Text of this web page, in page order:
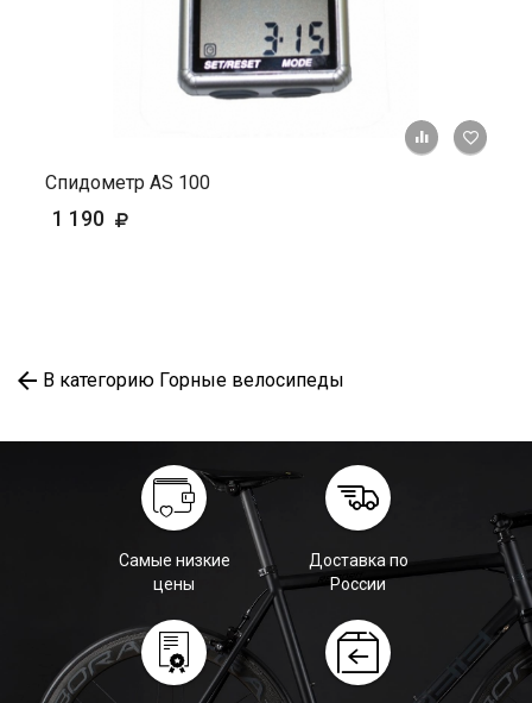
+ К
Спидометр AS 100
1 190
В категорию Горные велосипеды
Самые низкие
цены
Доставка по
России